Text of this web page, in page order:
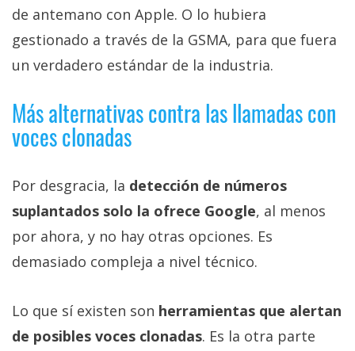
de antemano con Apple. O lo hubiera
gestionado a través de la GSMA, para que fuera
un verdadero estándar de la industria.
Más alternativas contra las llamadas con
voces clonadas
Por desgracia, la detección de números
suplantados solo la ofrece Google, al menos
por ahora, y no hay otras opciones. Es
demasiado compleja a nivel técnico.
Lo que sí existen son herramientas que alertan
de posibles voces clonadas. Es la otra parte